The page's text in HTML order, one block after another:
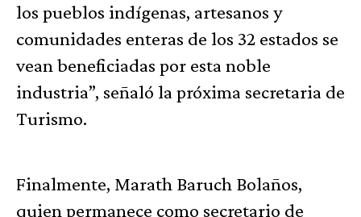
los pueblos indígenas, artesanos y
comunidades enteras de los 32 estados se
vean beneficiadas por esta noble
industria”, señaló la próxima secretaria de
Turismo.
Finalmente, Marath Baruch Bolaños,
quien permanece como secretario de